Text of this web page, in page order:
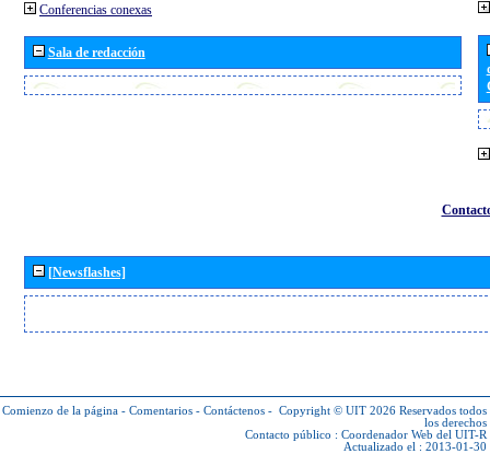
Conferencias conexas
Sala de redacción
[Newsflashes]
Comienzo de la página - Comentarios - Contáctenos - Copyright © UIT 2026 Reservados todos
los derechos
Contacto público : Coordenador Web del UIT-R
Actualizado el : 2013-01-30